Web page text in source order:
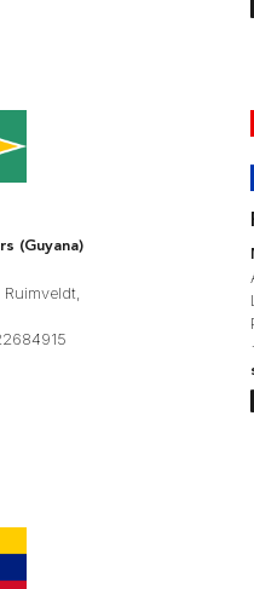
(Guyana)